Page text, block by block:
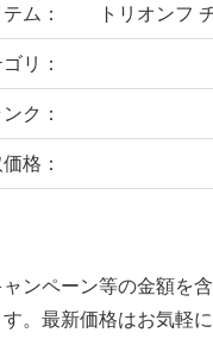
ム： トリオンフ
リ：
ク：
格：
ンペーン等の金額を
。最新価格はお気軽